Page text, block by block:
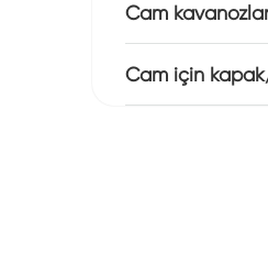
Cam
Cam için